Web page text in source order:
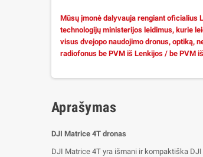
Mūsų įmonė dalyvauja rengiant oficialius
technologijų ministerijos leidimus, kurie
visus dvejopo naudojimo dronus, optiką,
radiofonus be PVM iš Lenkijos / be PVM
Aprašymas
DJI Matrice 4T dronas
DJI Matrice 4T yra išmani ir kompaktiška